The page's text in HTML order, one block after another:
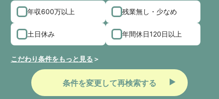
年収600万以上 残業無し・少なめ
土日休み 年間休日120日以上
こだわり条件をもっと見る
条件を変更して再検索する